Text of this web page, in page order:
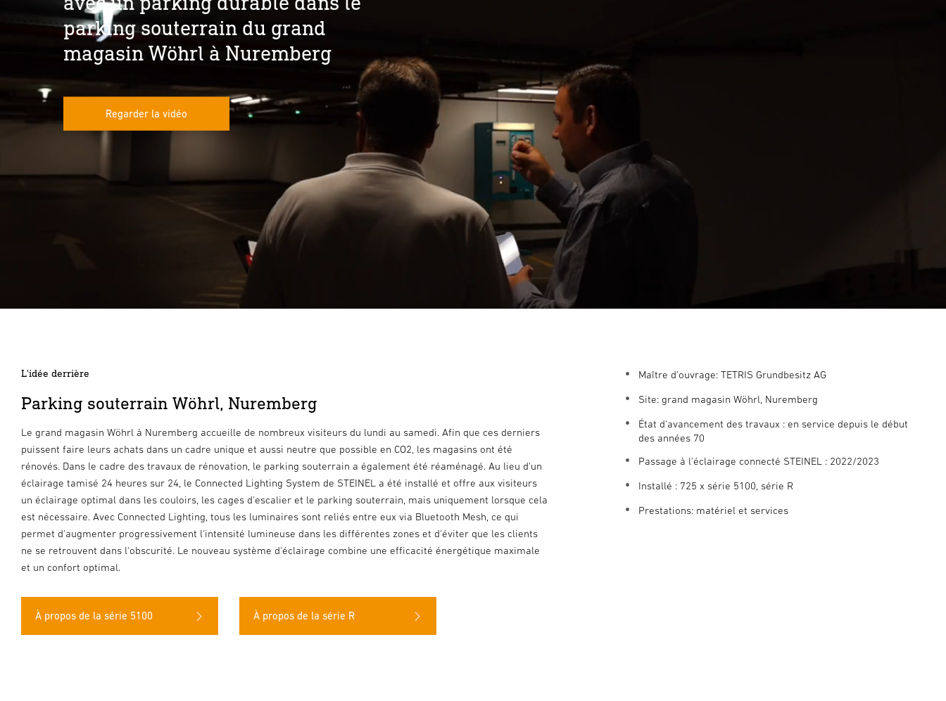
parking souterrain du grand
magasin Wöhrl à Nuremberg
Regarder la vidéo
L'idée derrière
Parking souterrain Wöhrl, Nuremberg
Le grand magasin Wöhrl à Nuremberg accueille de nombreux visiteurs du lundi au samedi. Afin que ces derniers
puissent faire leurs achats dans un cadre unique et aussi neutre que possible en CO2, les magasins ont été
rénovés. Dans le cadre des travaux de rénovation, le parking souterrain a également été réaménagé. Au lieu d'un
éclairage tamisé 24 heures sur 24, le Connected Lighting System de STEINEL a été installé et offre aux visiteurs
un éclairage optimal dans les couloirs, les cages d'escalier et le parking souterrain, mais uniquement lorsque cela
est nécessaire. Avec Connected Lighting, tous les luminaires sont reliés entre eux via Bluetooth Mesh, ce qui
permet d'augmenter progressivement l'intensité lumineuse dans les différentes zones et d'éviter que les clients
ne se retrouvent dans l'obscurité. Le nouveau système d'éclairage combine une efficacité énergétique maximale
et un confort optimal.
À propos de la série 5100 À propos de la série R
Maître d'ouvrage: TETRIS Grundbesitz AG
Site: grand magasin Wöhrl, Nuremberg
État d'avancement des travaux : en service depuis le début
des années 70
Passage à l'éclairage connecté STEINEL : 2022/2023
Installé : 725 x série 5100, série R
Prestations: matériel et services